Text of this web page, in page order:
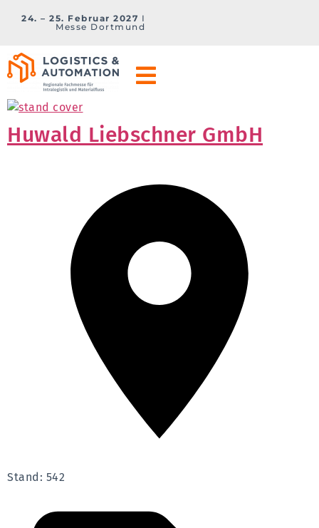
24. – 25. Februar 2027 I
Messe Dortmund
Huwald Liebschner GmbH
Stand: 542